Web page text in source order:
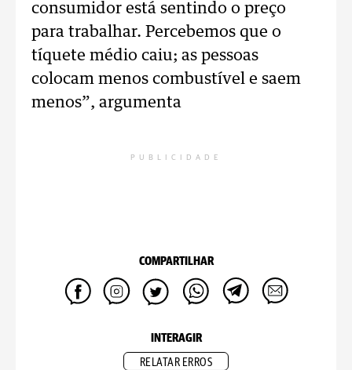
consumidor está sentindo o preço
para trabalhar. Percebemos que o
tíquete médio caiu; as pessoas
colocam menos combustível e saem
menos”, argumenta
PUBLICIDADE
COMPARTILHAR
INTERAGIR
RELATAR ERROS